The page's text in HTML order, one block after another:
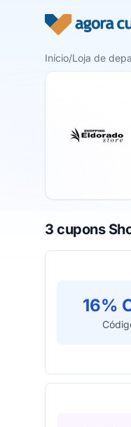
Início/Loja de
3 cupons
16%